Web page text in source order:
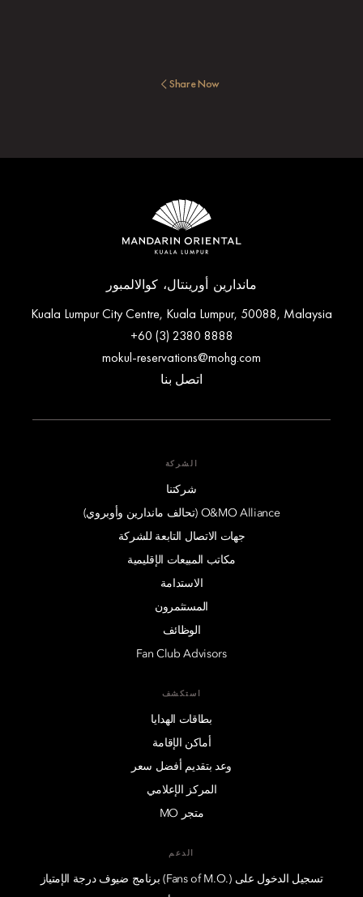
Share Now
ماندارين أورينتال، كوالالمبور
Kuala Lumpur City Centre, Kuala Lumpur, 50088, Malaysia
+60 (3) 2380 8888
mokul-reservations@mohg.com
اتصل بنا
الشركة
شركتنا
O&MO Alliance (تحالف ماندارين وأوبروي)
جهات الاتصال التابعة للشركة
مكاتب المبيعات الإقليمية
الاستدامة
المستثمرون
الوظائف
Fan Club Advisors
استكشف
بطاقات الهدايا
أماكن الإقامة
وعد بتقديم أفضل سعر
المركز الإعلامي
متجر MO
الدعم
تسجيل الدخول على (.Fans of M.O) برنامج ضيوف درجة الإمتياز